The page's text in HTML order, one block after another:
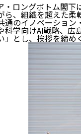
・ロングボトム閣下
ら、組織を超えた
通のイノベーショ
科学向けAI戦略、
」とし、挨拶を締め